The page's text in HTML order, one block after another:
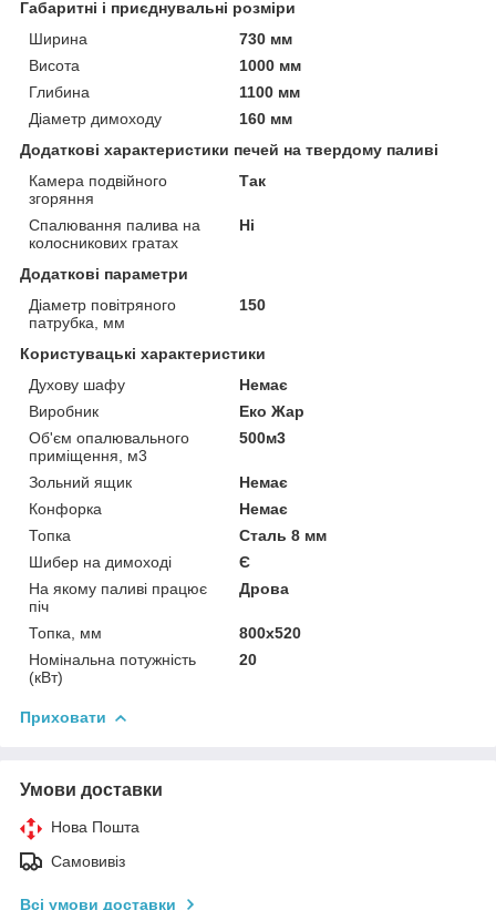
Габаритні і приєднувальні розміри
Ширина
730 мм
Висота
1000 мм
Глибина
1100 мм
Діаметр димоходу
160 мм
Додаткові характеристики печей на твердому паливі
Камера подвійного
згоряння
Так
Спалювання палива на
колосникових гратах
Ні
Додаткові параметри
Діаметр повітряного
патрубка, мм
150
Користувацькі характеристики
Духову шафу
Немає
Виробник
Еко Жар
Об'єм опалювального
приміщення, м3
500м3
Зольний ящик
Немає
Конфорка
Немає
Топка
Сталь 8 мм
Шибер на димоході
Є
На якому паливі працює
піч
Дрова
Топка, мм
800х520
Номінальна потужність
(кВт)
20
Приховати
Умови доставки
Нова Пошта
Самовивіз
Всі умови доставки